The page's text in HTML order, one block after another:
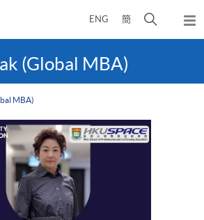
ENG 簡
開
彈
出
單
(Global MBA)
MBA)